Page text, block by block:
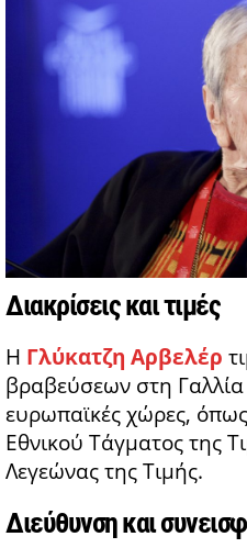
Διακρίσεις και τιμές
Η Γλύκατζη Αρβελέρ
βραβεύσεων στη Γαλλία
ευρωπαϊκές χώρες,
Εθνικού Τάγματος της
Λεγεώνας της Τιμής.
Διεύθυνση και